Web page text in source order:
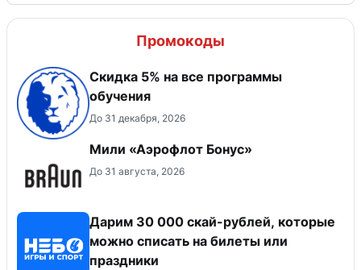
Промокоды
Скидка 5% на все программы
обучения
До 31 декабря, 2026
Мили «Аэрофлот Бонус»
До 31 августа, 2026
Дарим 30 000 скай-рублей, которые
можно списать на билеты или
праздники